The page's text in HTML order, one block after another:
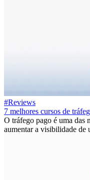
#Reviews
7 melhores cursos de
O tráfego pago é uma das
aumentar a visibilidade de